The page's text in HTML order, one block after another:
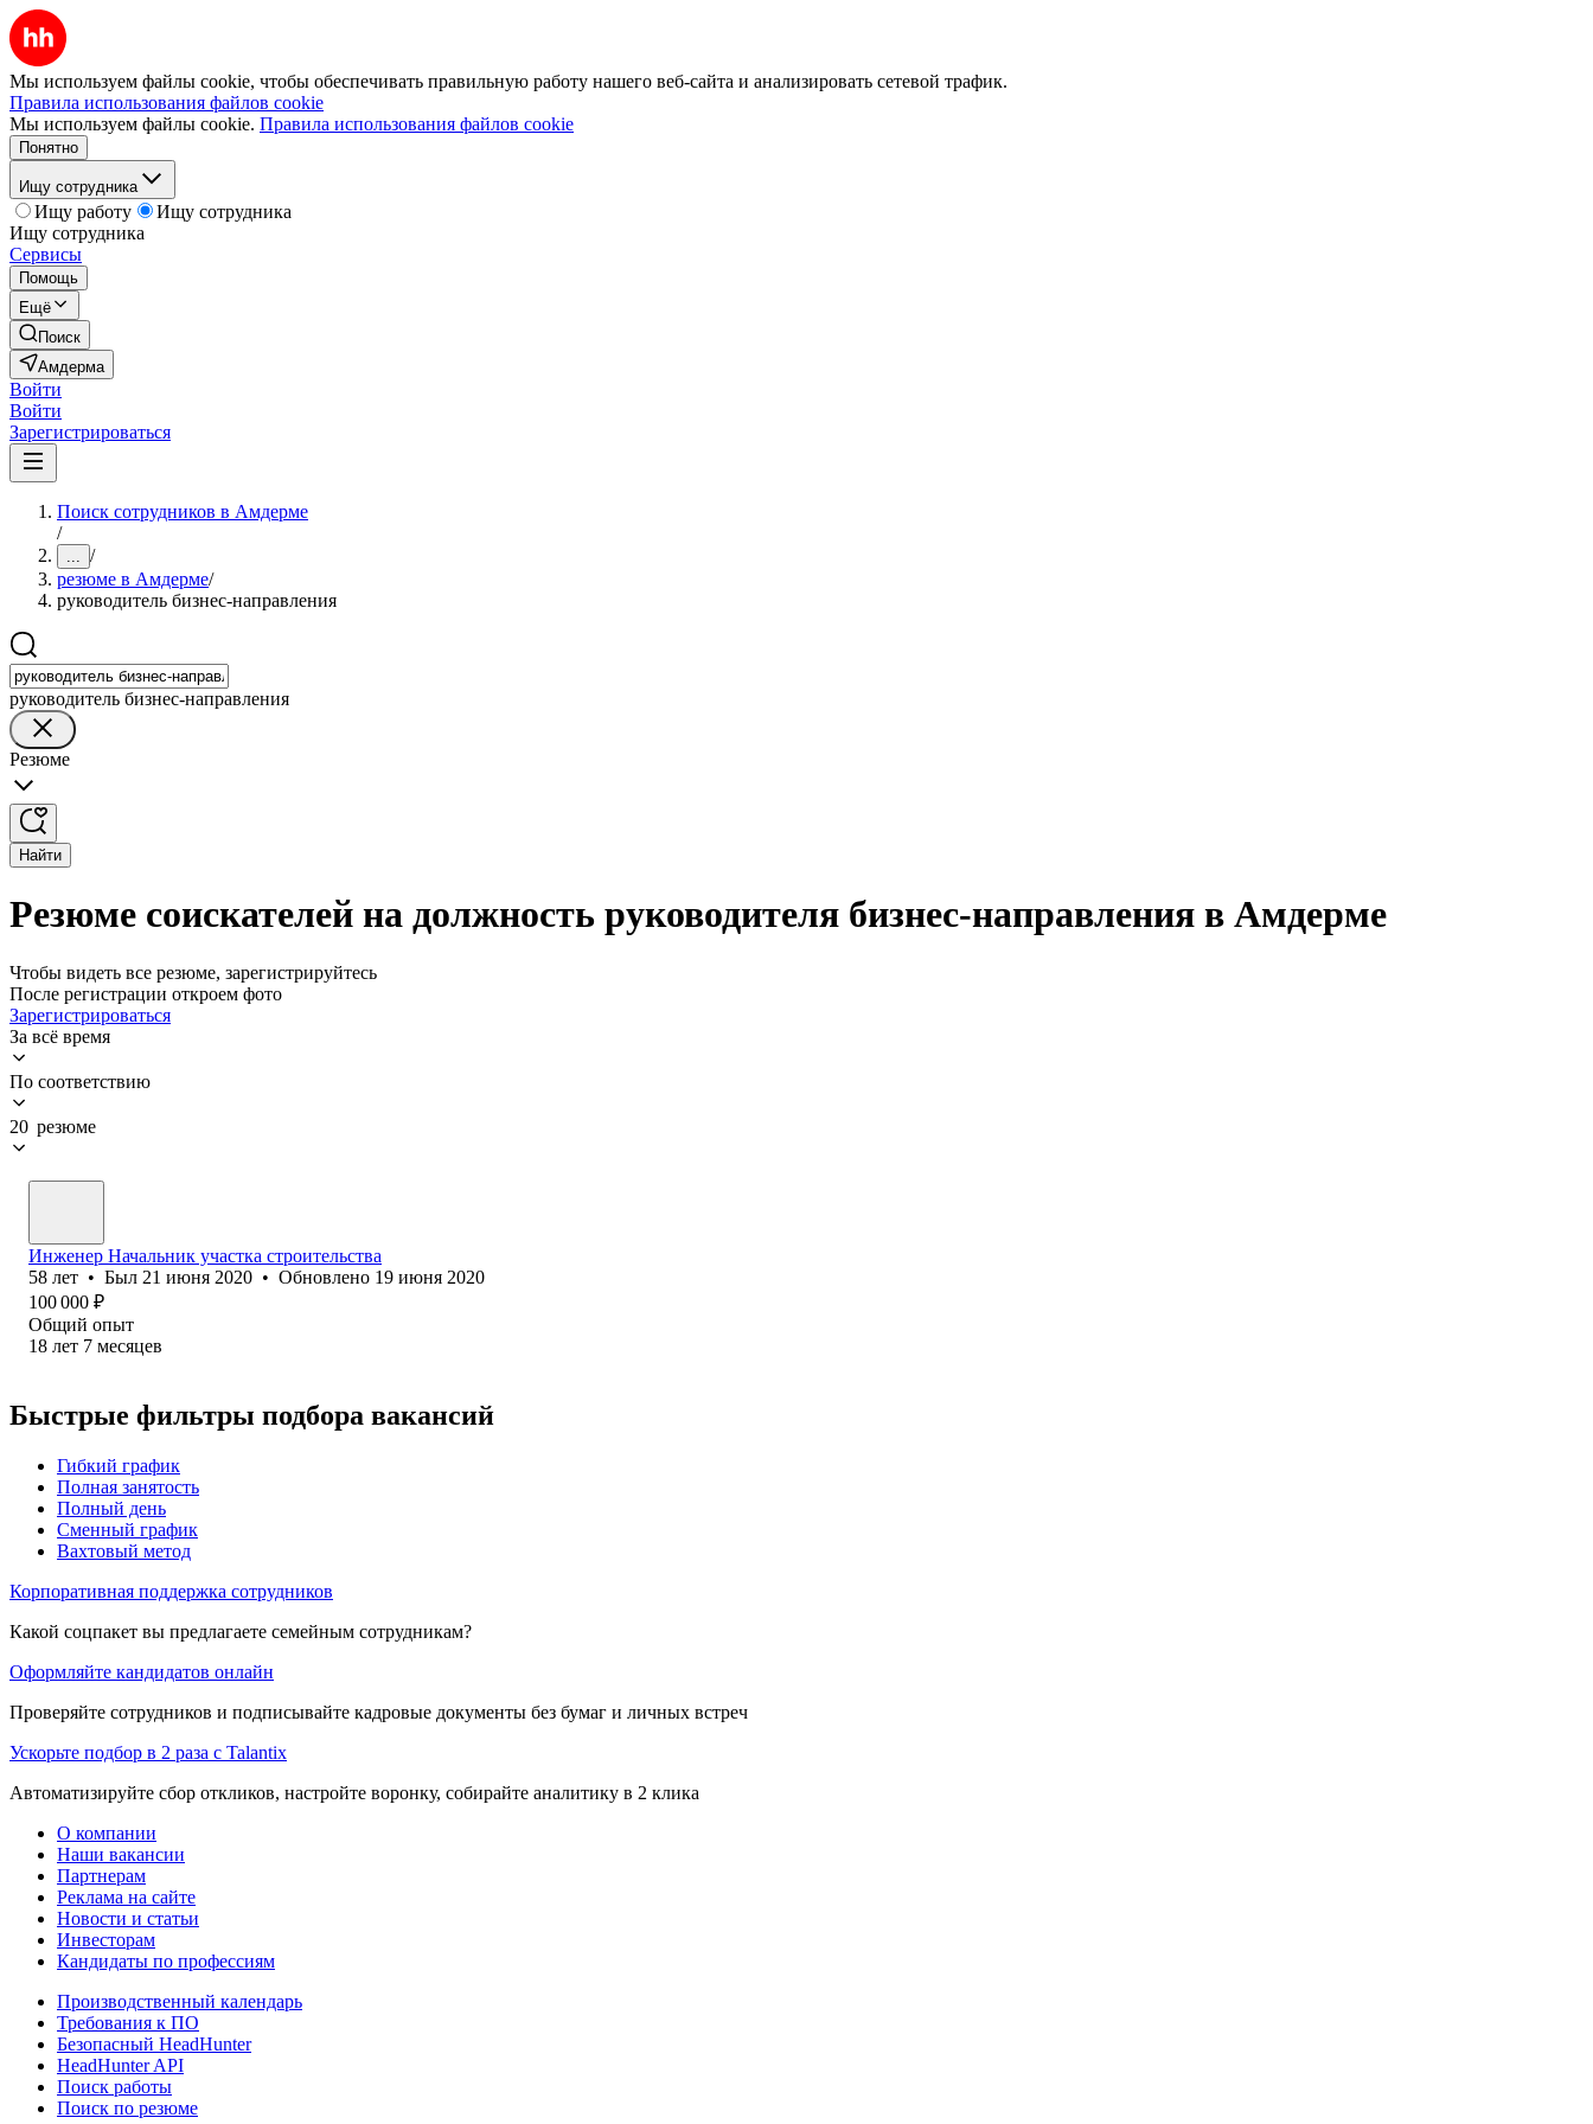
Мы используем файлы cookie, чтобы обеспечивать правильную работу нашего веб-сайта и анализировать сетевой трафик.
Правила использования файлов cookie
Мы используем файлы cookie. Правила использования файлов cookie
Понятно
Ищу сотрудника
Ищу работу
Ищу сотрудника
Ищу сотрудника
Сервисы
Помощь
Ещё
Поиск
Амдерма
Войти
Войти
Зарегистрироваться
Поиск сотрудников в Амдерме
/
... /
резюме в Амдерме/
руководитель бизнес-направления
руководитель бизнес-направления
Резюме
Найти
Резюме соискателей на должность руководителя бизнес-направления в Амдерме
Чтобы видеть все резюме, зарегистрируйтесь
После регистрации откроем фото
Зарегистрироваться
За всё время
По соответствию
20 резюме
Инженер Начальник участка строительства
58 лет • Был 21 июня 2020 • Обновлено 19 июня 2020
100 000 ₽
Общий опыт
18 лет 7 месяцев
Быстрые фильтры подбора вакансий
Гибкий график
Полная занятость
Полный день
Сменный график
Вахтовый метод
Корпоративная поддержка сотрудников
Какой соцпакет вы предлагаете семейным сотрудникам?
Оформляйте кандидатов онлайн
Проверяйте сотрудников и подписывайте кадровые документы без бумаг и личных встреч
Ускорьте подбор в 2 раза с Talantix
Автоматизируйте сбор откликов, настройте воронку, собирайте аналитику в 2 клика
О компании
Наши вакансии
Партнерам
Реклама на сайте
Новости и статьи
Инвесторам
Кандидаты по профессиям
Производственный календарь
Требования к ПО
Безопасный HeadHunter
HeadHunter API
Поиск работы
Поиск по резюме